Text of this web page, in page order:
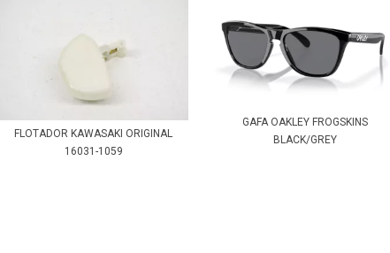
FLOTADOR KAWASAKI ORIGINAL
16031-1059
GAFA OAKLEY FROGSKINS
BLACK/GREY